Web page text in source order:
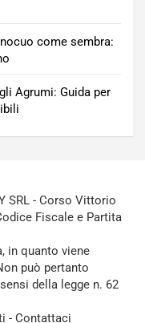
come sembra:
Agrumi: Guida per
SRL - Corso Vittorio
Fiscale e Partita
in quanto viene
può pertanto
della legge n. 62
- Contattaci